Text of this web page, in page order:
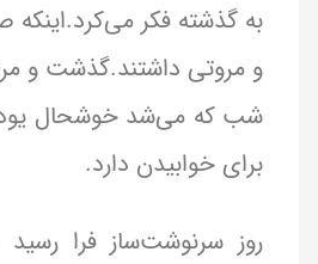
به گذشته فکر
و مروتی داشتند.گذشت و
شب که می‌شد خوشحال
برای خوابیدن دارد.
روز سرنوشت‌ساز فرا